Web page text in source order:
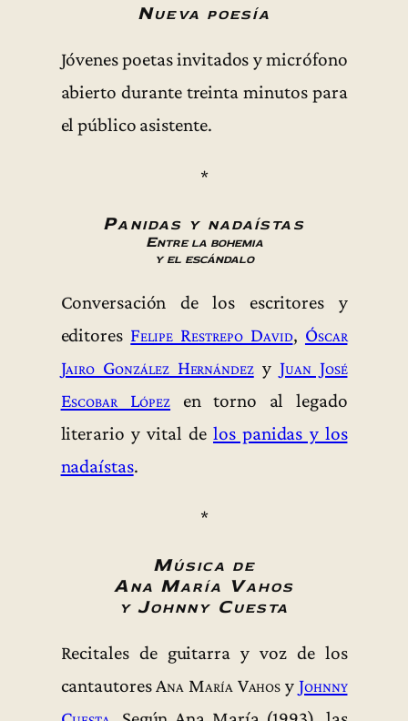
Nueva poesía
Jóvenes poetas invitados y micrófono
abierto durante treinta minutos para
el público asistente.
*
Panidas y nadaístas
Entre la bohemia
y el escándalo
Conversación de los escritores y
editores Felipe Restrepo David, Óscar
Jairo González Hernándezy Juan José
Escobar López en torno al legado
literario y vital de los panidas y los
nadaístas.
*
Música de
Ana María Vahos
y Johnny Cuesta
Recitales de guitarra y voz de los
cantautoresAna María Vahos y Johnny